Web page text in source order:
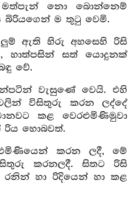
මත්පැන් නො බොන්නෙම්
ම තුටු වෙමි.
ඇති හිරු අහසෙහි රිසි
හාත්පසින් සත් යොදුනක්
වේ.
වැසුණේ වෙයි. එහි
විසිතුරු කරන ලද්දේ
කළ වෙරළුමිණිමුවා
රිය හොබවත්.
කරන ලදී, මේ
කරනලදී. සිතට රිසි
හා රිදියෙන් හා කළ